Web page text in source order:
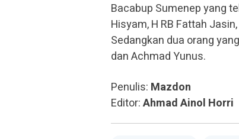
Bacabup Sumenep yang
Hisyam, H RB Fattah
Sedangkan dua orang
dan Achmad Yunus.
Penulis: Mazdon
Editor:Ahmad Ainol Horri